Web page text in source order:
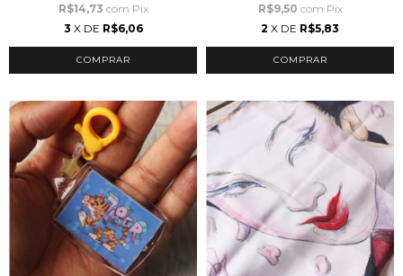
R$14,73 com Pix
3 X DE R$6,06
R$9,50 com Pix
2 X DE R$5,83